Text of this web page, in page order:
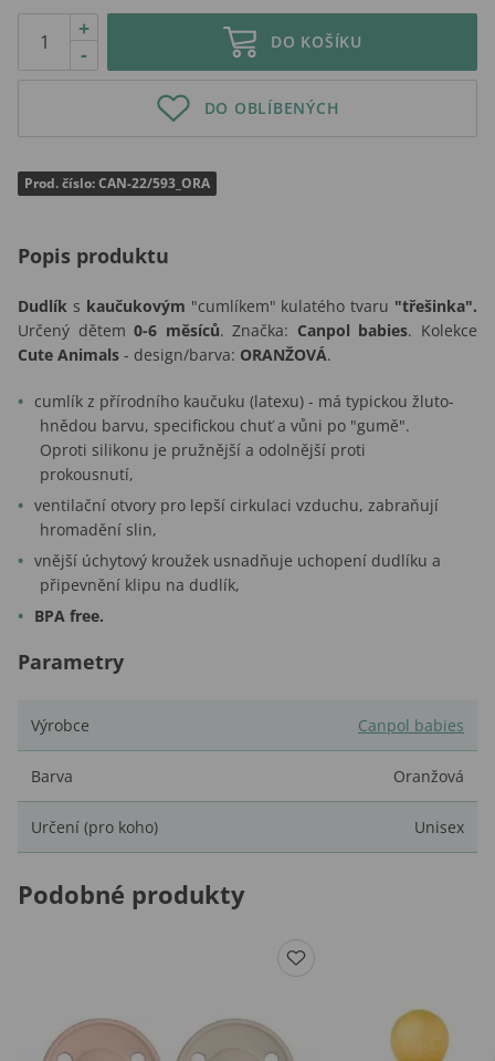
-
+
DO KOŠÍKU
DO OBLÍBENÝCH
Prod. číslo: CAN-22/593_ORA
Popis produktu
Dudlík s kaučukovým "cumlíkem" kulatého tvaru "třešinka".
Určený dětem0-6 měsíců. Značka: Canpol babies. Kolekce
Cute Animals - design/barva: ORANŽOVÁ.
cumlík z přírodního kaučuku (latexu) - má typickou žluto-
hnědou barvu, specifickou chuť a vůni po "gumě".
Oproti silikonu je pružnější a odolnější proti
prokousnutí,
ventilační otvory pro lepší cirkulaci vzduchu, zabraňují
hromadění slin,
vnější úchytový kroužek usnadňuje uchopení dudlíku a
připevnění klipu na dudlík,
BPA free.
Parametry
Výrobce Canpol babies
Barva Oranžová
Určení (pro koho) Unisex
Podobné produkty